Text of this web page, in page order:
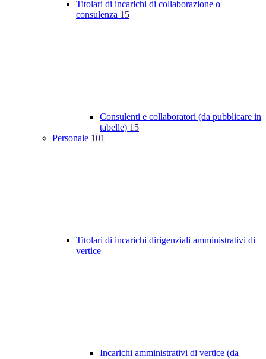
Titolari di incarichi di collaborazione o
consulenza 15
Consulenti e collaboratori (da pubblicare in
tabelle) 15
Personale 101
Titolari di incarichi dirigenziali amministrativi di
vertice
Incarichi amministrativi di vertice (da